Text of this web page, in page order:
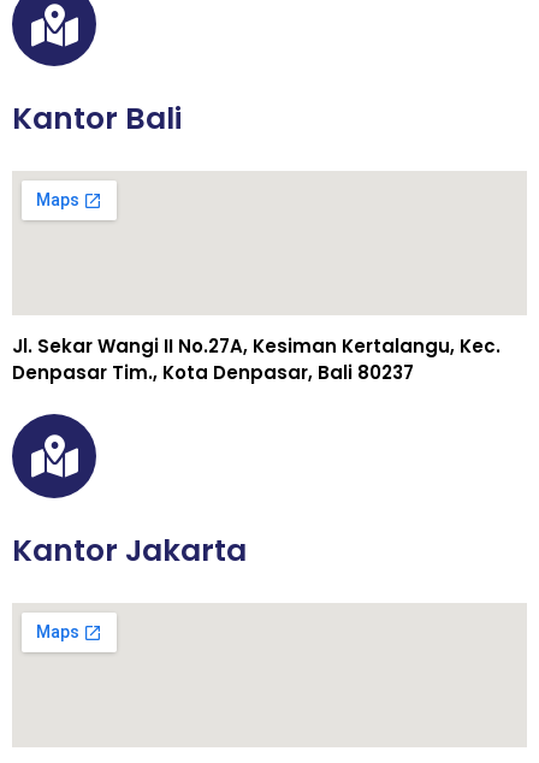
Kantor Bali
Jl. Sekar Wangi II No.27A, Kesiman Kertalangu, Kec.
Denpasar Tim., Kota Denpasar, Bali 80237
Kantor Jakarta